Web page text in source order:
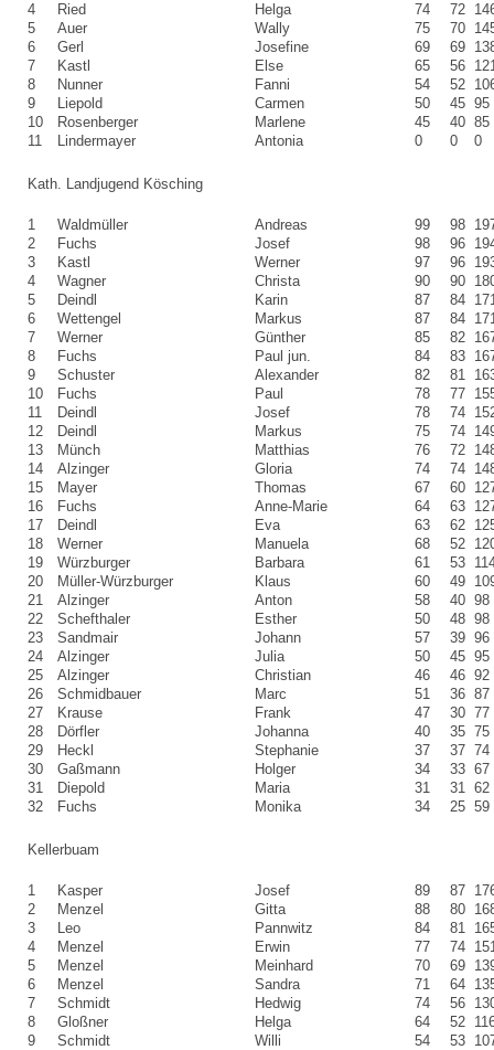
4
Ried Helga 74 72
5
Auer Wally 75 70
6
Gerl Josefine 69 69
7
Kastl Else 65 56
8
Nunner Fanni 54 52
9
Liepold Carmen 50 45 95
10
Rosenberger Marlene 45 40 85
11
Lindermayer Antonia 0 0 0
Kath. Landjugend Kösching
1 Waldmüller Andreas 99 98
2
Fuchs Josef 98 96
3
Kastl Werner 97 96
4
Wagner Christa 90 90
5
Deindl Karin 87 84
6
Wettengel Markus 87 84
7
Werner Günther 85 82
8
Fuchs Paul jun. 84 83
9
Schuster Alexander 82 81
10
Fuchs Paul 78 77
11
Deindl Josef 78 74
12
Deindl Markus 75 74
13
Münch Matthias 76 72
14
Alzinger Gloria 74 74
15
Mayer Thomas 67 60
16
Fuchs Anne-Marie 64 63
17
Deindl Eva 63 62
18
Werner Manuela 68 52
19
Würzburger Barbara 61 53
20
Müller-Würzburger Klaus 60 49
21
Alzinger Anton 58 40 98
22
Schefthaler Esther 50 48 98
23
Sandmair Johann 57 39 96
24
Alzinger Julia 50 45 95
25
Alzinger Christian 46 46 92
26
Schmidbauer Marc 51 36 87
27
Krause Frank 47 30 77
28
Dörfler Johanna 40 35 75
29
Heckl Stephanie 37 37 74
30
Gaßmann Holger 34 33 67
31
Diepold Maria 31 31
62
32
Fuchs Monika 34 25 59
Kellerbuam
1 Kasper Josef 89 87
2
Menzel Gitta 88 80
3
Leo Pannwitz 84 81
4
Menzel Erwin 77 74
5
Menzel Meinhard 70 69
6
Menzel Sandra 71 64
7
Schmidt Hedwig 74 56
8
Gloßner Helga 64 52
9
Schmidt Willi 54 53